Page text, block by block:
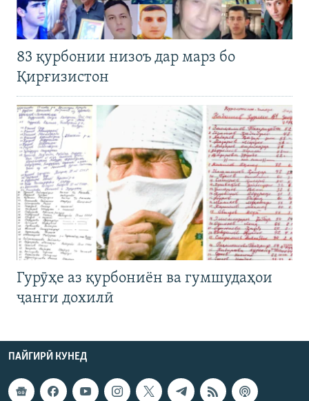
83 қурбонии низоъ дар марз бо
Қирғизистон
Гурӯҳе аз қурбониён ва гумшудаҳои
ҷанги дохилӣ
ПАЙГИРӢ КУНЕД